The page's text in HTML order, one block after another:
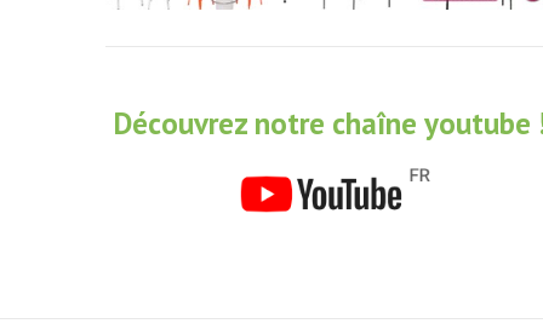
Découvrez notre chaîne youtube